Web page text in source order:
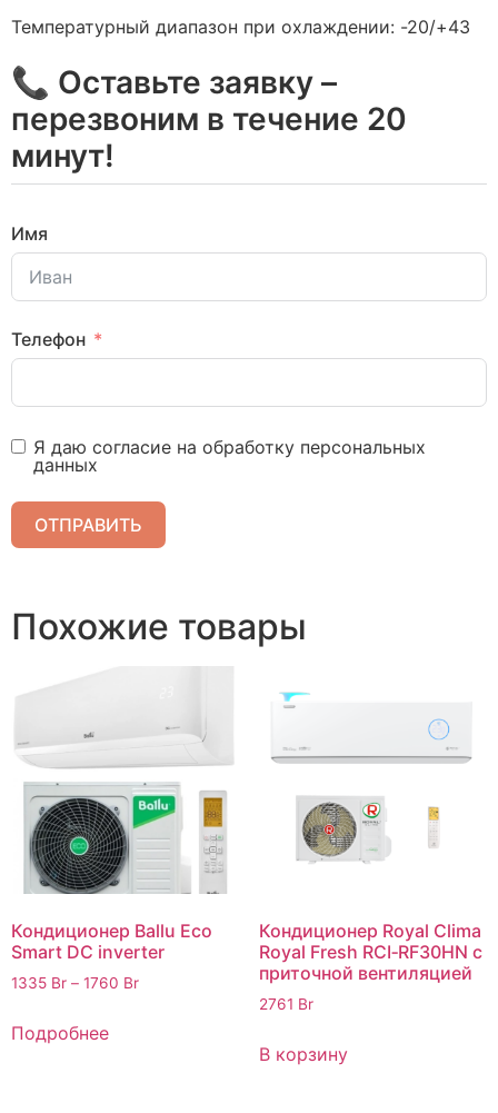
Температурный диапазон при охлаждении: -20/+43
📞 Оставьте заявку –
перезвоним в течение 20
минут!
Имя
Телефон
Я даю согласие на обработку персональных
данных
ОТПРАВИТЬ
Похожие товары
Кондиционер Ballu Eco
Smart DC inverter
1335 Br – 1760 Br
Подробнее
Кондиционер Royal Clima
Royal Fresh RCI‑RF30HN c
приточной вентиляцией
2761 Br
В корзину